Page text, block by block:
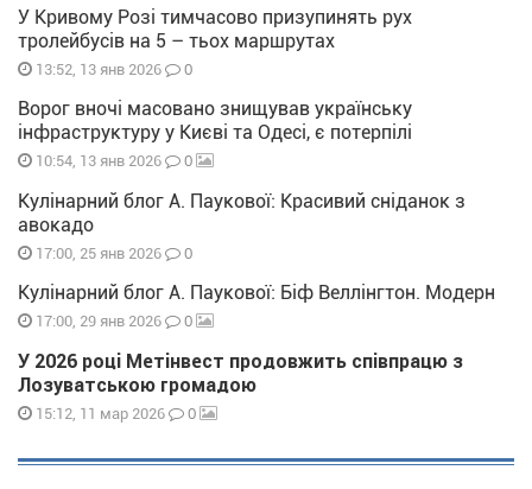
У Кривому Розі тимчасово призупинять рух
тролейбусів на 5 – тьох маршрутах
13:52, 13 янв 2026 0
Ворог вночі масовано знищував українську
інфраструктуру у Києві та Одесі, є потерпілі
10:54, 13 янв 2026 0
Кулінарний блог А. Паукової: Красивий сніданок з
авокадо
17:00, 25 янв 2026 0
Кулінарний блог А. Паукової: Біф Веллінгтон. Модерн
17:00, 29 янв 2026 0
У 2026 році Метінвест продовжить співпрацю з
Лозуватською громадою
15:12, 11 мар 2026 0